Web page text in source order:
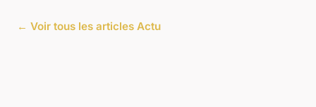
← Voir tous les articles Actu